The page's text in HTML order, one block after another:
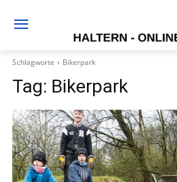
Schlagworte Bikerpark
Tag: Bikerpark